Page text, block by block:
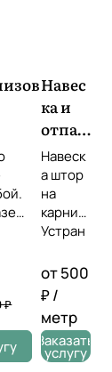
₽
Навес
ка и
отпар
ивани
е
штор
Навеск
а штор
на
карниз
Устран
складо
к прямо
на
месте
Провер
ка
от 500
₽ /
метр
Заказать
услугу